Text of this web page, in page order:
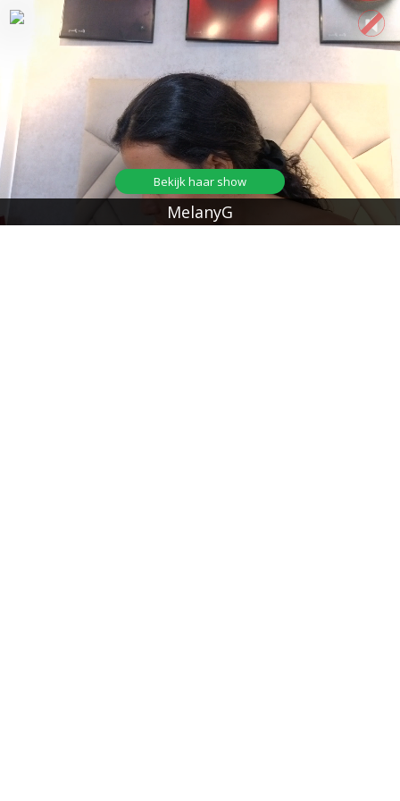
MelanyG
Bekijk haar show